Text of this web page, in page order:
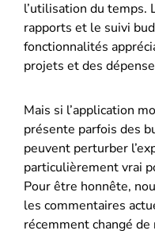
l’utilisation du temps.
rapports et le suivi
fonctionnalités
projets et des
Mais si l’application
présente parfois des
peuvent perturber
particulièrement vrai
Pour être honnête,
les commentaires
récemment changé de